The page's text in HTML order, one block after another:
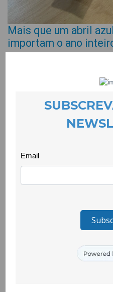
Mais que um abril
importam o ano
Abril, para além de liberdade e
a resiliência e os laços azuis,
o mês da Prevenção dos Maus
Esta iniciativa visa
e cuidados adequados junto
promover a importância de
possam indiciar algum tipo
confrontamos com um caso.
A CooLabora, através da
gratuitamente junto de